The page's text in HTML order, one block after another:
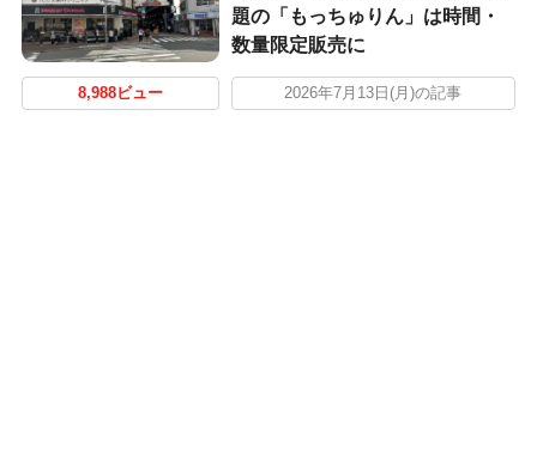
題の「もっちゅりん」は時間・
数量限定販売に
8,988ビュー 2026年7月13日(月)の記事